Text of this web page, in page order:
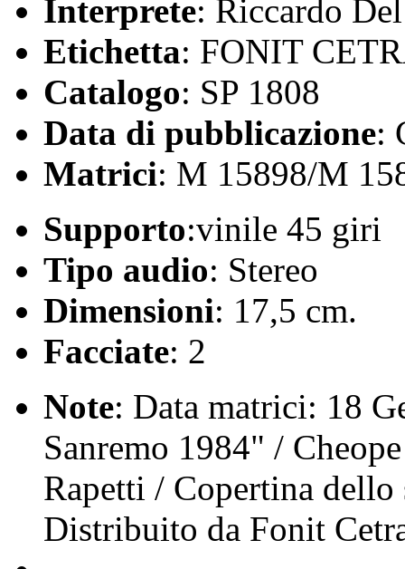
Interprete: Riccardo
Etichetta: FONIT
Catalogo: SP 1808
Data di pubblicazione:
Matrici: M 15898/M
Supporto:vinile 45 giri
Tipo audio: Stereo
Dimensioni: 17,5 cm.
Facciate: 2
Note: Data matrici: 18
Sanremo 1984" /
Rapetti / Copertina
Distribuito da Fonit